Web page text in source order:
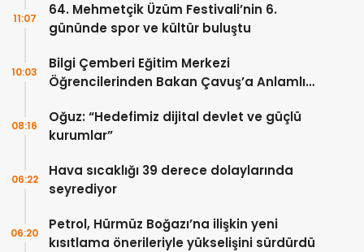
64. Mehmetçik Üzüm Festivali’nin 6.
gününde spor ve kültür buluştu
11:07
Bilgi Çemberi Eğitim Merkezi
Öğrencilerinden Bakan Çavuş’a Anlamlı
10:03
Oğuz: “Hedefimiz dijital devlet ve güçlü
kurumlar”
08:16
Hava sıcaklığı 39 derece dolaylarında
seyrediyor
06:22
Petrol, Hürmüz Boğazı’na ilişkin yeni
kısıtlama önerileriyle yükselişini sürdürdü
06:20